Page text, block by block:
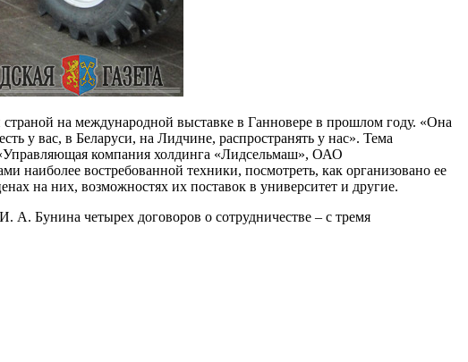
на международной выставке в Ганновере в прошлом году. «Она
у вас, в Беларуси, на Лидчине, распространять у нас». Тема
компания холдинга «Лидсельмаш», ОАО
наиболее востребованной техники, посмотреть, как организовано ее
на них, возможностях их поставок в университет и другие.
А. Бунина четырех договоров о сотрудничестве – с тремя